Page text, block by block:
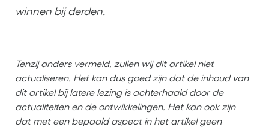
winnen bij derden.
Tenzij anders vermeld, zullen wij dit artikel niet
actualiseren. Het kan dus goed zijn dat de inhoud van
dit artikel bij latere lezing is achterhaald door de
actualiteiten en de ontwikkelingen. Het kan ook zijn
dat met een bepaald aspect in het artikel geen